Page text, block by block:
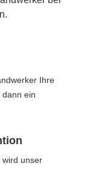
Ihre
ein
wird unser